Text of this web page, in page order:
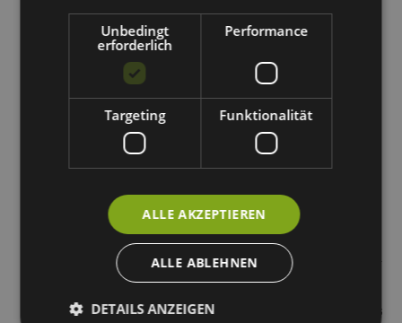
Zur Website vonKrieger + Schramm
Was unsere Kunden sagen
„Unser motorsportliches
Unternehmen lanciert täglich
Hochgeschwindigkeitsbereich.
“
„Die
Zusammenarbeit
war sehr
“
GmbH lässt sich
Unbedingt
erforderlich
Performance
Targeting Funktionalität
ALLE AKZEPTIEREN
ALLE ABLEHNEN
DETAILS ANZEIGEN